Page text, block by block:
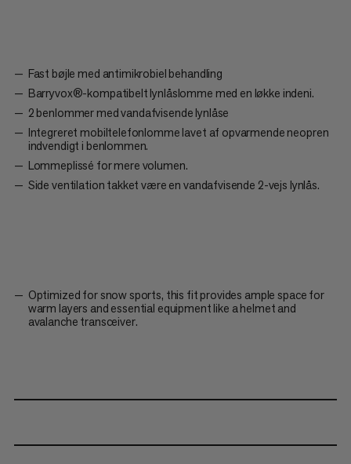
Fast bøjle med antimikrobiel behandling
Barryvox®-kompatibelt lynlåslomme med en løkke indeni.
2 benlommer med vandafvisende lynlåse
Integreret mobiltelefonlomme lavet af opvarmende neopren
indvendigt i benlommen.
Lommeplissé for mere volumen.
Side ventilation takket være en vandafvisende 2-vejs lynlås.
Optimized for snow sports, this fit provides ample space for
warm layers and essential equipment like a helmet and
avalanche transceiver.